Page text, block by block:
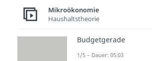
Mikroökonomie
Haushaltstheorie
Budgetgerade
1/5 – Dauer: 05:03